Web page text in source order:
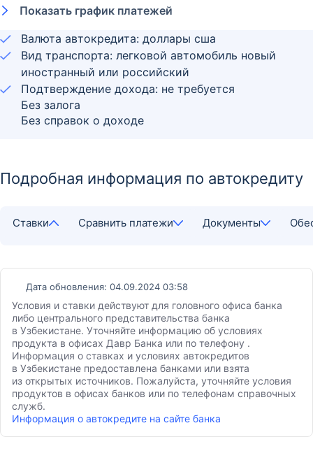
Валюта автокредита: доллары сша
Вид транспорта: легковой автомобиль новый
иностранный или российский
Подтверждение дохода: не требуется
Без залога
Без справок о доходе
Показать график платежей
Подробная информация по автокредиту
Ставки Сравнить платежи Документы
Дата обновления: 04.09.2024 03:58
Условия и ставки действуют для головного офиса банка
либо центрального представительства банка
в Узбекистане. Уточняйте информацию об условиях
продукта в офисах Давр Банка или по телефону .
Информация о ставках и условиях автокредитов
в Узбекистане предоставлена банками или взята
из открытых источников. Пожалуйста, уточняйте условия
продуктов в офисах банков или по телефонам справочных
служб.
Информация о автокредите на сайте банка